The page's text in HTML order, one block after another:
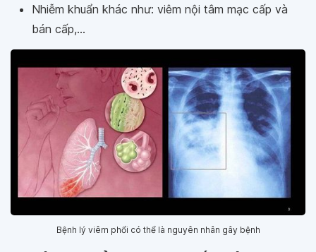
Nhiễm khuẩn khác như: viêm nội tâm mạc cấp và
bán cấp,...
Bệnh lý viêm phổi có thể là nguyên nhân gây bệnh